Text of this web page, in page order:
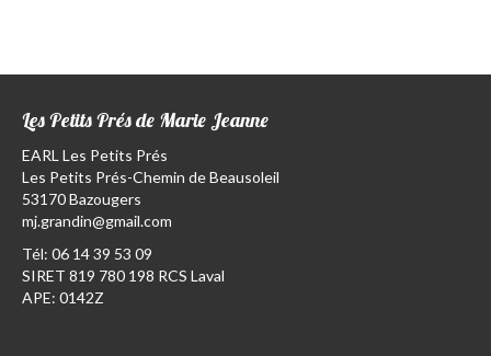
Les Petits Prés de Marie Jeanne
EARL Les Petits Prés
Les Petits Prés-Chemin de Beausoleil
53170 Bazougers
mj.grandin@gmail.com
Tél: 06 14 39 53 09
SIRET 819 780 198 RCS Laval
APE: 0142Z